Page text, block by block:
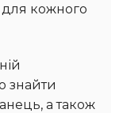
кожного
знайти
а також